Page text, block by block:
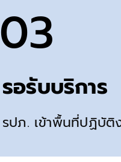
03
รอรับบริการ
รปภ. เข้าพื้นที่ปฏิบัติ